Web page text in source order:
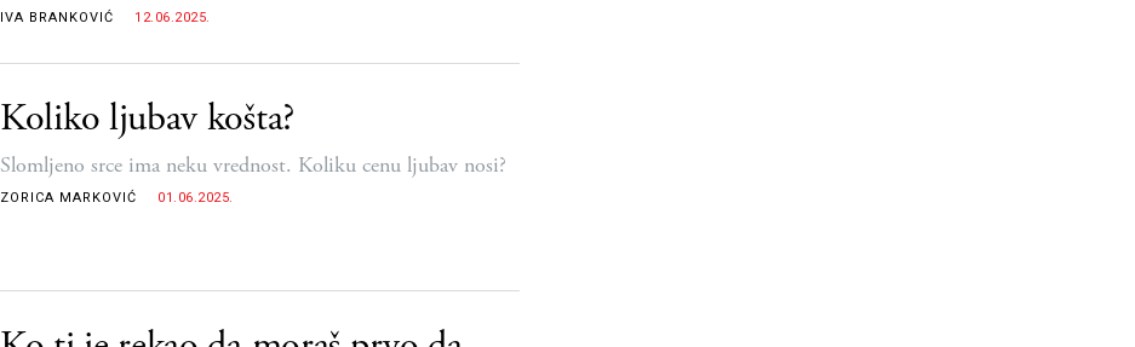
IVA BRANKOVIĆ 12.06.2025.
Koliko ljubav košta?
Slomljeno srce ima neku vrednost. Koliku cenu ljubav nosi?
ZORICA MARKOVIĆ 01.06.2025.